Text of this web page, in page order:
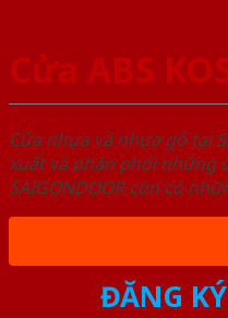
Cửa ABS
Cửa nhựa và nhựa gỗ tại
xuất và phân phối những
SAIGONDOOR còn có
ĐĂNG